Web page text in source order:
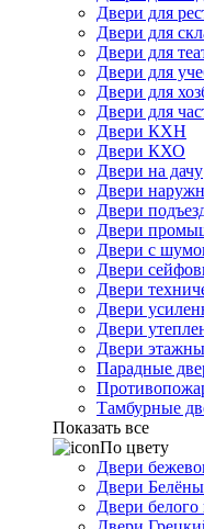
Двери для
Двери для
Двери для
Двери для
Двери для
Двери для
Двери КХН
Двери КХО
Двери на дачу
Двери
Двери
Двери
Двери с
Двери
Двери
Двери
Двери
Двери
Парадные
Тамбурные
Показать все
По цвету
Двери
Двери
Двери белого